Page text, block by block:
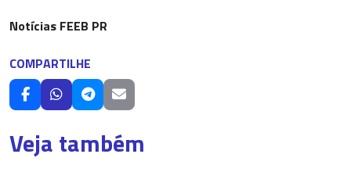
Notícias FEEB PR
COMPARTILHE
Veja também